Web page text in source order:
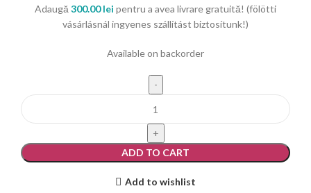
Adaugă 300.00lei pentru a avea livrare gratuită! (fölötti
vásárlásnál ingyenes szállítást biztosítunk!)
Available on backorder
A relaxáció élménye quantity
ADD TO CART
Add to wishlist